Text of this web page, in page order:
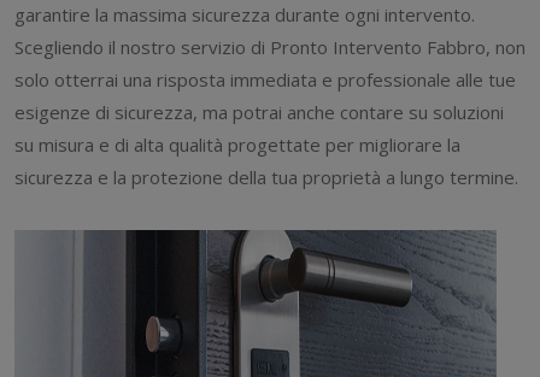
garantire la massima sicurezza durante ogni intervento.
Scegliendo il nostro servizio di Pronto Intervento Fabbro, non
solo otterrai una risposta immediata e professionale alle tue
esigenze di sicurezza, ma potrai anche contare su soluzioni
su misura e di alta qualità progettate per migliorare la
sicurezza e la protezione della tua proprietà a lungo termine.